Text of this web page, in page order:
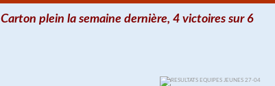
Carton plein la semaine dernière, 4 victoires sur 6